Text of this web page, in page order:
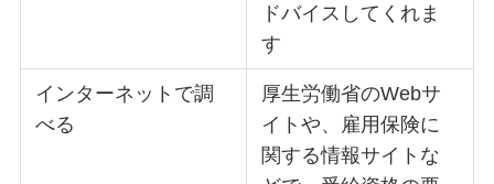
ドバイスしてくれま
す
インターネットで調
べる
厚生労働省のWebサ
イトや、雇用保険に
関する情報サイトな